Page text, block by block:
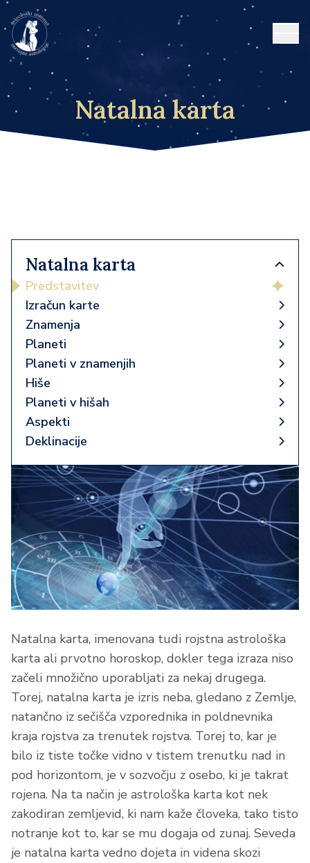
Natalna karta
Natalna karta
Predstavitev
Izračun karte
Znamenja
Planeti
Planeti v znamenjih
Hiše
Planeti v hišah
Aspekti
Deklinacije
Natalna karta, imenovana tudi rojstna astrološka
karta ali prvotno horoskop, dokler tega izraza niso
začeli množično uporabljati za nekaj drugega.
Torej, natalna karta je izris neba, gledano z Zemlje,
natančno iz sečišča vzporednika in poldnevnika
kraja rojstva za trenutek rojstva. Torej to, kar je
bilo iz tiste točke vidno v tistem trenutku nad in
pod horizontom, je v sozvočju z osebo, ki je takrat
rojena. Na ta način je astrološka karta kot nek
zakodiran zemljevid, ki nam kaže človeka, tako tisto
notranje kot to, kar se mu dogaja od zunaj. Seveda
je natalna karta vedno dojeta in videna skozi